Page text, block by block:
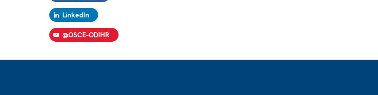
LinkedIn
@OSCE-ODIHR